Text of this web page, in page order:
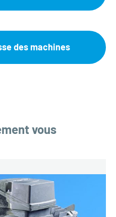
des machines
vous